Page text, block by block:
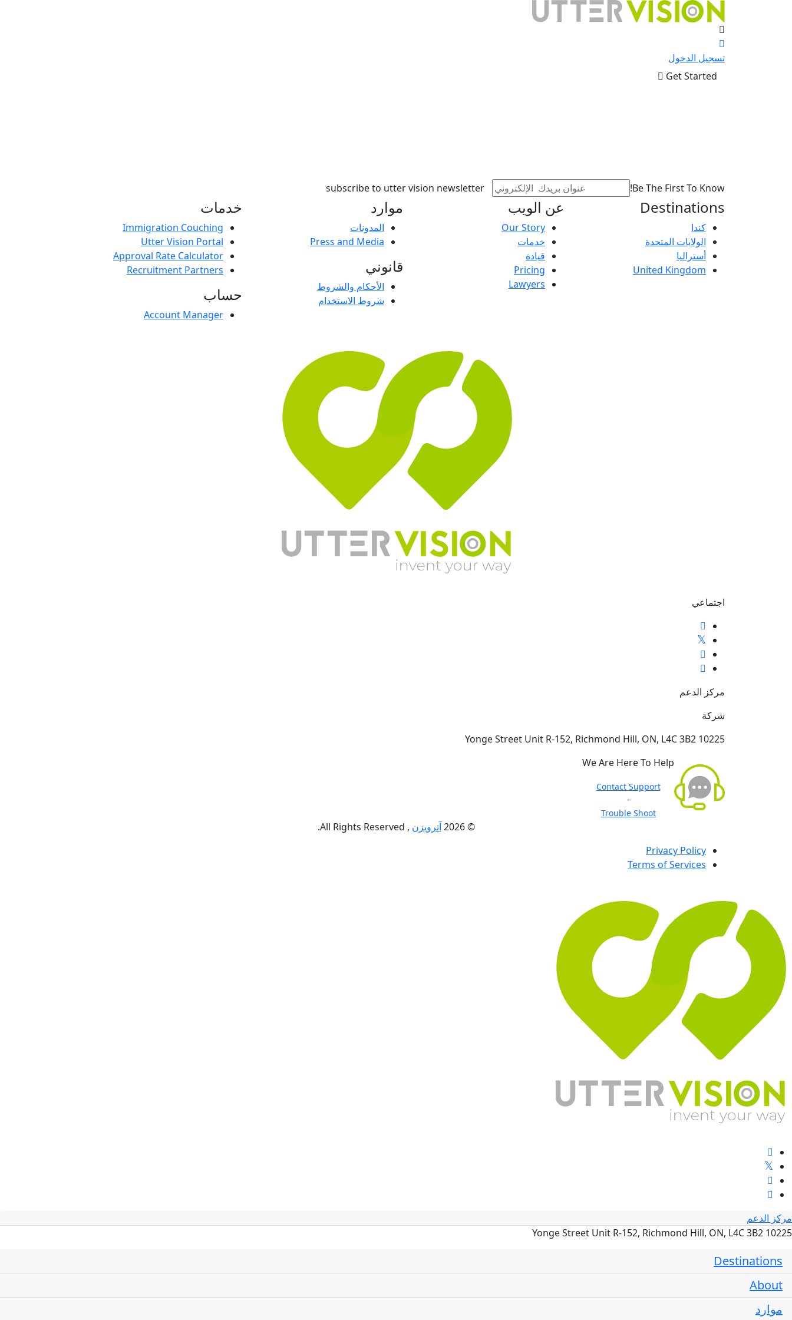
تسجيل الدخول
Get Started
Be The First To Know!
subscribe to utter vision newsletter
Destinations
كندا
الولايات المتحدة
أستراليا
United Kingdom
عن الویب
Our Story
خدمات
قيادة
Pricing
Lawyers
موارد
المدونات
Press and Media
قانوني
الأحكام والشروط
شروط الاستخدام
خدمات
Immigration Couching
Utter Vision Portal
Approval Rate Calculator
Recruitment Partners
حساب
Account Manager
اجتماعي
مركز الدعم
شركة
10225 Yonge Street Unit R-152, Richmond Hill, ON, L4C 3B2
We Are Here To Help
Contact Support
-
Trouble Shoot
© 2026 آترویزن , All Rights Reserved.
Privacy Policy
Terms of Services
مركز الدعم
10225 Yonge Street Unit R-152, Richmond Hill, ON, L4C 3B2
Destinations
About
موارد